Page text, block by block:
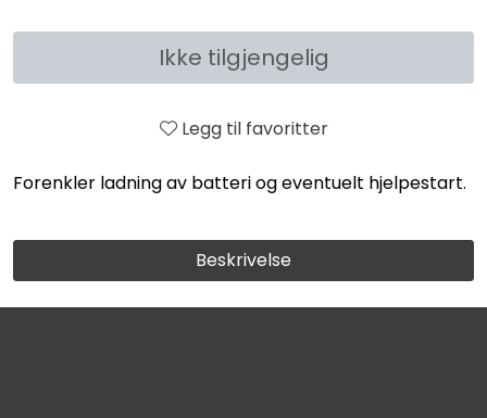
Ikke tilgjengelig
Legg til favoritter
Forenkler ladning av batteri og eventuelt hjelpestart.
Beskrivelse